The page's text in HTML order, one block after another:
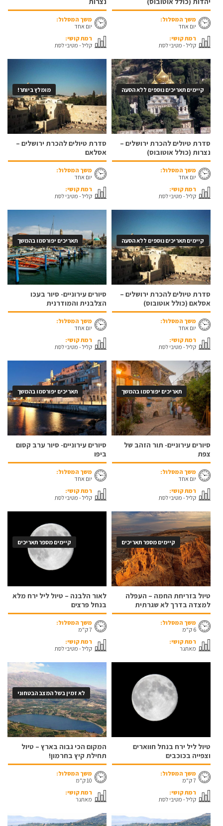
משך המסלול:
יום אחד
רמת קושי:
קליל - מטיבי לסת
משך המסלול:
יום אחד
רמת קושי:
קליל - מטיבי לסת
קיימים תאריכים נוספים ללא הסעה
סדרת טיולים להכרת ירושלים –
נצרות (כולל אוטובוס)
משך המסלול:
יום אחד
רמת קושי:
קליל - מטיבי לסת
מומלץ ביותר!
סדרת טיולים להכרת ירושלים –
אסלאם
משך המסלול:
יום אחד
רמת קושי:
קליל - מטיבי לסת
קיימים תאריכים נוספים ללא הסעה
סדרת טיולים להכרת ירושלים –
אסלאם (כולל אוטובוס)
משך המסלול:
יום אחד
רמת קושי:
קליל - מטיבי לסת
תאריכים יפורסמו בהמשך
סיורים עירוניים- סיור בעכו
הצלבנית והמודרנית
משך המסלול:
יום אחד
רמת קושי:
קליל - מטיבי לסת
תאריכים יפורסמו בהמשך
סיורים עירוניים- תור הזהב של
צפת
משך המסלול:
יום אחד
רמת קושי:
קליל - מטיבי לסת
תאריכים יפורסמו בהמשך
סיורים עירוניים- סיור ערב קסום
ביפו
משך המסלול:
יום אחד
רמת קושי:
קליל - מטיבי לסת
קיימים מספר תאריכים
טיול בזריחת החמה – העפלה
למצדה בדרך לא שגרתית
משך המסלול:
6 ק"מ
רמת קושי:
מאתגר
קיימים מספר תאריכים
לאור הלבנה – טיול ליל ירח מלא
בנחל פרצים
משך המסלול:
7 ק"מ
רמת קושי:
קליל - מטיבי לסת
טיול ליל ירח בנחל חווארים
וצפייה בכוכבים
משך המסלול:
7 ק"מ
רמת קושי:
קליל - מטיבי לסת
לא זמין בשל המצב הבטחוני
המקום הכי גבוה בארץ – טיול
תחילת קיץ בחרמון!
משך המסלול:
10 ק"מ
רמת קושי:
מאתגר